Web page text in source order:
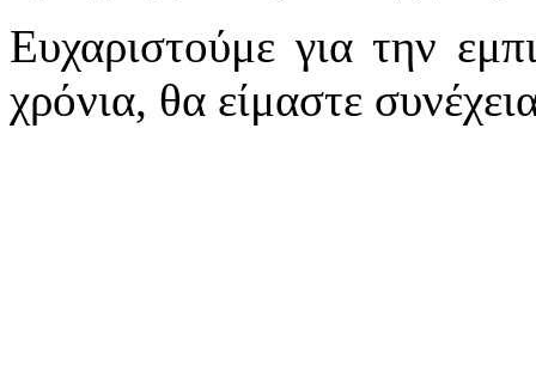
Ευχαριστούμε για την
χρόνια, θα είμαστε